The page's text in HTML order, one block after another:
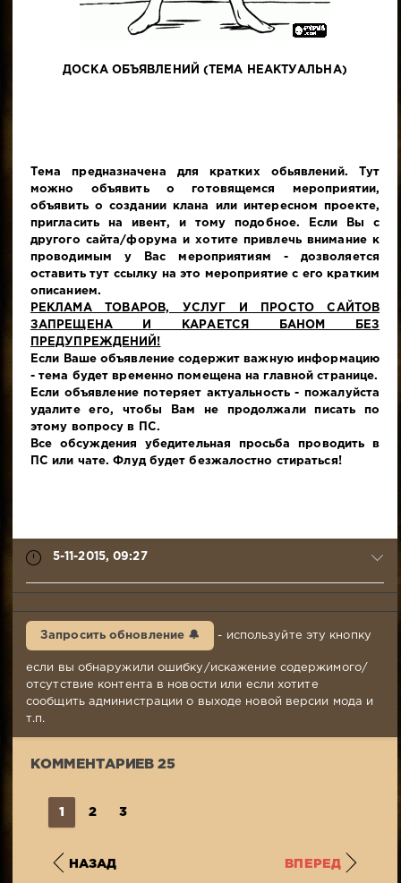
ДОСКА ОБЪЯВЛЕНИЙ (ТЕМА НЕАКТУАЛЬНА)
Тема предназначена для кратких обьявлений. Тут
можно объявить о готовящемся мероприятии,
объявить о создании клана или интересном проекте,
пригласить на ивент, и тому подобное. Если Вы с
другого сайта/форума и хотите привлечь внимание к
проводимым у Вас мероприятиям - дозволяется
оставить тут ссылку на это мероприятие с его кратким
описанием.
РЕКЛАМА ТОВАРОВ, УСЛУГ И ПРОСТО САЙТОВ
ЗАПРЕЩЕНА И КАРАЕТСЯ БАНОМ БЕЗ
ПРЕДУПРЕЖДЕНИЙ!
Если Ваше объявление содержит важную информацию
- тема будет временно помещена на главной странице.
Если объявление потеряет актуальность - пожалуйста
удалите его, чтобы Вам не продолжали писать по
этому вопросу в ПС.
Все обсуждения убедительная просьба проводить в
ПС или чате. Флуд будет безжалостно стираться!
5-11-2015, 09:27
syabr
2015,
09:27
Комментариев:
698
Запросить обновление 🔔 - используйте эту кнопку
если вы обнаружили ошибку/искажение содержимого/
отсутствие контента в новости или если хотите
сообщить администрации о выходе новой версии мода и
т.п.
КОММЕНТАРИЕВ 25
1 2 3
НАЗАД ВПЕРЕД